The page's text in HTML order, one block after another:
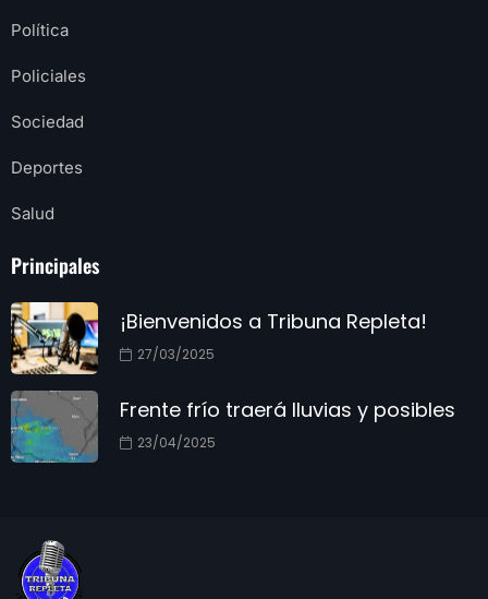
Política
Policiales
Sociedad
Deportes
Salud
Principales
¡Bienvenidos a Tribuna Repleta!
27/03/2025
Frente frío traerá lluvias y posibles
23/04/2025